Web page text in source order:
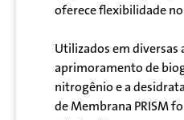
oferece flexibilidade
Utilizados em diversas
aprimoramento de
nitrogênio e a
de Membrana PRISM